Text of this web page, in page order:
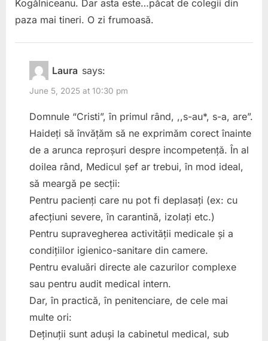
Kogălniceanu. Dar asta este…păcat de colegii din
paza mai tineri. O zi frumoasă.
Laura says:
June 5, 2025 at 10:30 pm
Domnule “Cristi”, în primul rând, ,,s-au*, s-a, are”.
Haideți să învățăm să ne exprimăm corect înainte
de a arunca reproșuri despre incompetență. În al
doilea rând, Medicul șef ar trebui, în mod ideal,
să meargă pe secții:
Pentru pacienți care nu pot fi deplasați (ex: cu
afecțiuni severe, în carantină, izolați etc.)
Pentru supravegherea activității medicale și a
condițiilor igienico-sanitare din camere.
Pentru evaluări directe ale cazurilor complexe
sau pentru audit medical intern.
Dar, în practică, în penitenciare, de cele mai
multe ori:
Deținuții sunt aduși la cabinetul medical, sub